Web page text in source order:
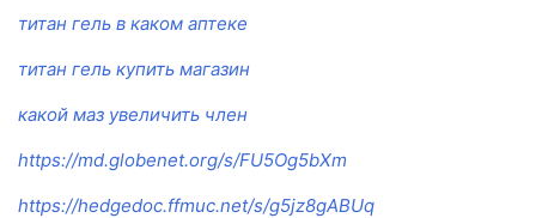
титан гель в каком аптеке
титан гель купить магазин
какой маз увеличить член
https://md.globenet.org/s/FU5Og5bXm
https://hedgedoc.ffmuc.net/s/g5jz8gABUq